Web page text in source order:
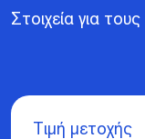
Στοιχεία για τους
Τιμή μετοχής